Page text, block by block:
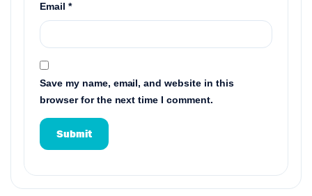
Email *
Save my name, email, and website in this
browser for the next time I comment.